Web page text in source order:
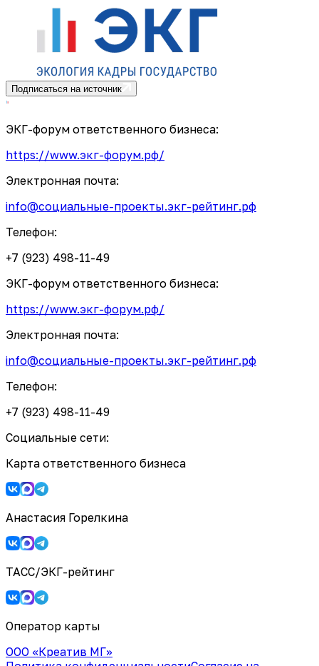
Подписаться на источник
ЭКГ-форум ответственного бизнеса:
https://www.экг-форум.рф/
Электронная почта:
info@социальные-проекты.экг-рейтинг.рф
Телефон:
+7 (923) 498-11-49
ЭКГ-форум ответственного бизнеса:
https://www.экг-форум.рф/
Электронная почта:
info@социальные-проекты.экг-рейтинг.рф
Телефон:
+7 (923) 498-11-49
Социальные сети:
Карта ответственного бизнеса
Анастасия Горелкина
ТАСС/ЭКГ-рейтинг
Оператор карты
ООО «Креатив МГ»